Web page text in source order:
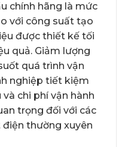
chính hãng là mức
với công suất tạo
được thiết kế tối
quả. Giảm lượng
quá trình vận
nghiệp tiết kiệm
chi phí vận hành
trọng đối với các
thường xuyên